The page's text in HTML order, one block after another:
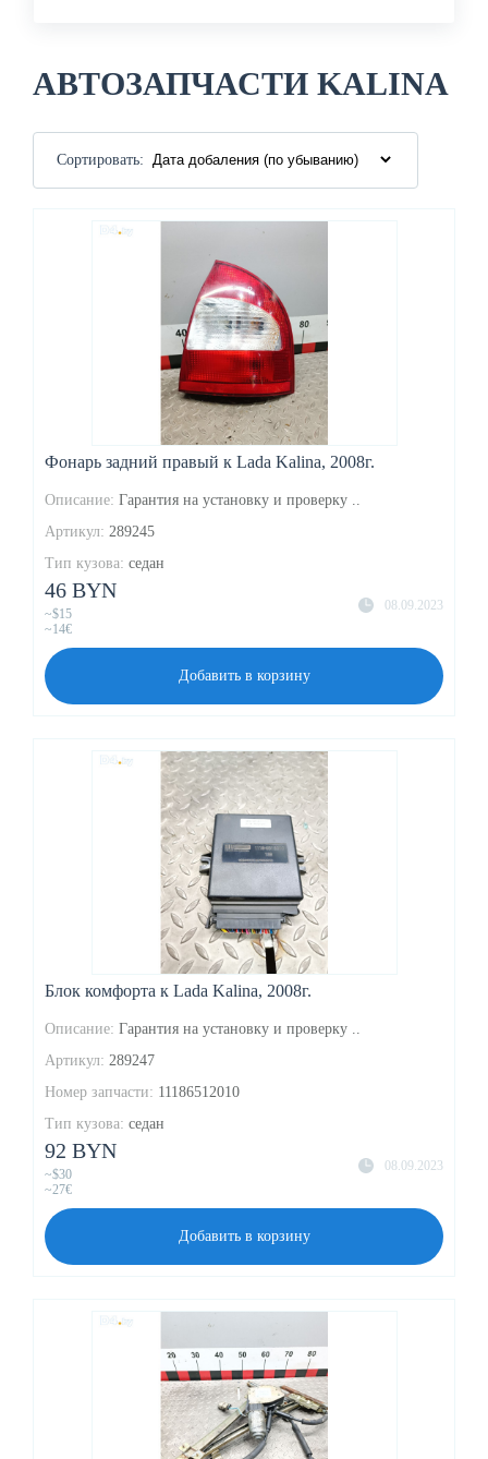
АВТОЗАПЧАСТИ KALINA
Сортировать:
Фонарь задний правый к Lada Kalina, 2008г.
Описание: Гарантия на установку и проверку ..
Артикул: 289245
Тип кузова: седан
08.09.2023
46 BYN
~$15
~14€
Добавить в корзину
Блок комфорта к Lada Kalina, 2008г.
Описание: Гарантия на установку и проверку ..
Артикул: 289247
Номер запчасти: 11186512010
Тип кузова: седан
08.09.2023
92 BYN
~$30
~27€
Добавить в корзину